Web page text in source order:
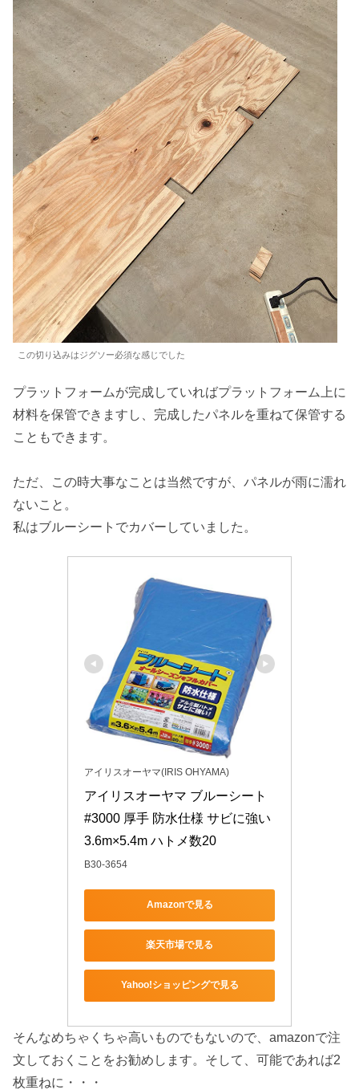
この切り込みはジグソー必須な感じでした
プラットフォームが完成していればプラットフォーム上に
材料を保管できますし、完成したパネルを重ねて保管する
こともできます。
ただ、この時大事なことは当然ですが、パネルが雨に濡れ
ないこと。
私はブルーシートでカバーしていました。
アイリスオーヤマ(IRIS OHYAMA)
アイリスオーヤマ ブルーシート
#3000 厚手 防水仕様 サビに強い
3.6m×5.4m ハトメ数20
B30-3654
Amazonで見る
楽天市場で見る
Yahoo!ショッピングで見る
そんなめちゃくちゃ高いものでもないので、amazonで注
文しておくことをお勧めします。そして、可能であれば2
枚重ねに・・・